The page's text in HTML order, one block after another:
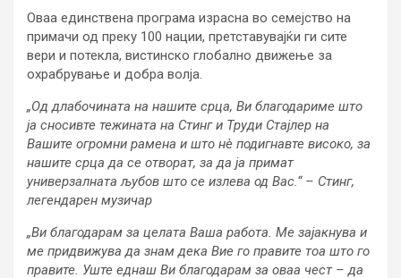
Оваа единствена програма израсна во семејство на
примачи од преку 100 нации, претставувајќи ги сите
вери и потекла, вистинско глобално движење за
охрабрување и добра волја.
„Од длабочината на нашите срца, Ви благодариме што
ја сносивте тежината на Стинг и Труди Стајлер на
Вашите огромни рамена и што нè подигнавте високо, за
нашите срца да се отворат, за да ја примат
универзалната љубов што се излева од Вас.“ – Стинг,
легендарен музичар
„Ви благодарам за целата Ваша работа. Ме зајакнува и
ме придвижува да знам дека Вие го правите тоа што го
правите. Уште еднаш Ви благодарам за оваа чест – да